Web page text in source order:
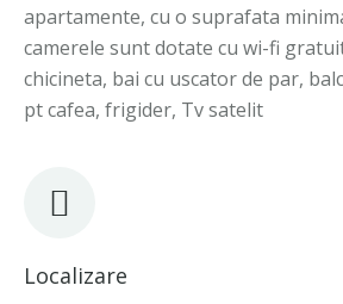
apartamente, cu o suprafata
camerele sunt dotate cu wi-fi
chicineta, bai cu uscator de par,
pt cafea, frigider, Tv satelit
Localizare